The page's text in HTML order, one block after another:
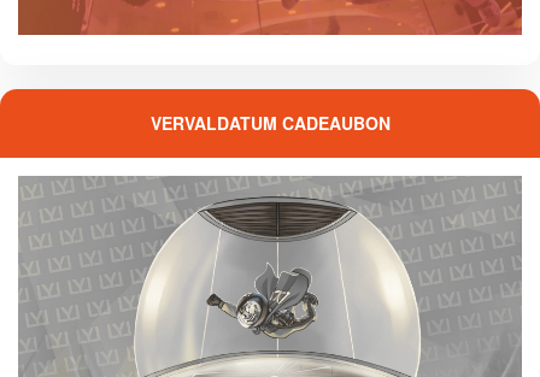
VERVALDATUM CADEAUBON